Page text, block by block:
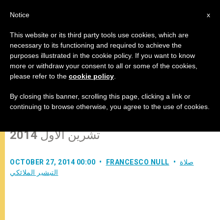
البابا فرنسيس: "المحبة مقياس
تشرين الأول 2014
OCTOBER 27, 2014 00:00 FRANCESCO NULL
صلاة
التبشير الملائكي
x
Notice
This website or its third party tools use cookies, which are
necessary to its functioning and required to achieve the
purposes illustrated in the cookie policy. If you want to know
more or withdraw your consent to all or some of the cookies,
please refer to the cookie policy
By closing this banner, scrolling this page, clicking a link or
continuing to browse otherwise, you agree to the use of cookies.